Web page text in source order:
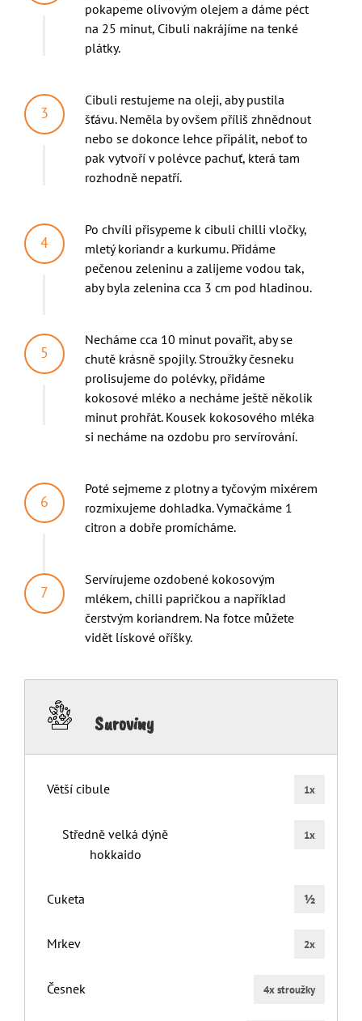
pokapeme olivovým olejem a dáme péct
na 25 minut, Cibuli nakrájíme na tenké
plátky.
Cibuli restujeme na oleji, aby pustila
šťávu. Neměla by ovšem příliš zhnědnout
nebo se dokonce lehce připálit, neboť to
pak vytvoří v polévce pachuť, která tam
rozhodně nepatří.
Po chvíli přisypeme k cibuli chilli vločky,
mletý koriandr a kurkumu. Přidáme
pečenou zeleninu a zalijeme vodou tak,
aby byla zelenina cca 3 cm pod hladinou.
Necháme cca 10 minut povařit, aby se
chutě krásně spojily. Stroužky česneku
prolisujeme do polévky, přidáme
kokosové mléko a necháme ještě několik
minut prohřát. Kousek kokosového mléka
si necháme na ozdobu pro servírování.
Poté sejmeme z plotny a tyčovým mixérem
rozmixujeme dohladka. Vymačkáme 1
citron a dobře promícháme.
Servírujeme ozdobené kokosovým
mlékem, chilli papričkou a například
čerstvým koriandrem. Na fotce můžete
vidět lískové oříšky.
Suroviny
1x
Větší cibule
1x
Středně velká dýně
hokkaido
½
Cuketa
2x
Mrkev
4x stroužky
Česnek